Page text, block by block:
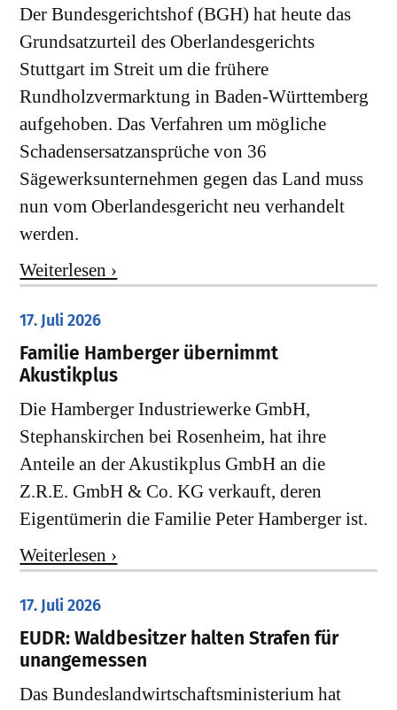
Der Bundesgerichtshof (BGH) hat heute das
Grundsatzurteil des Oberlandesgerichts
Stuttgart im Streit um die frühere
Rundholzvermarktung in Baden-Württemberg
aufgehoben. Das Verfahren um mögliche
Schadensersatzansprüche von 36
Sägewerksunternehmen gegen das Land muss
nun vom Oberlandesgericht neu verhandelt
werden.
Weiterlesen ›
17. Juli 2026
Familie Hamberger übernimmt
Akustikplus
Die Hamberger Industriewerke GmbH,
Stephanskirchen bei Rosenheim, hat ihre
Anteile an der Akustikplus GmbH an die
Z.R.E. GmbH & Co. KG verkauft, deren
Eigentümerin die Familie Peter Hamberger ist.
Weiterlesen ›
17. Juli 2026
EUDR: Waldbesitzer halten Strafen für
unangemessen
Das Bundeslandwirtschaftsministerium hat